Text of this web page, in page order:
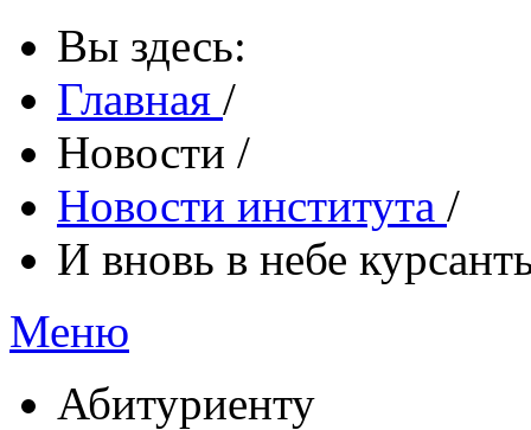
Вы здесь:
Главная /
Новости /
Новости института /
И вновь в небе
Меню
Абитуриенту